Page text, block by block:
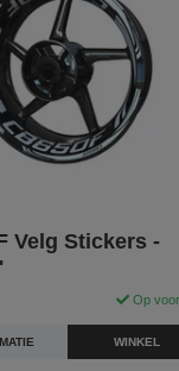
Velg Stickers -
Op
WINKEL